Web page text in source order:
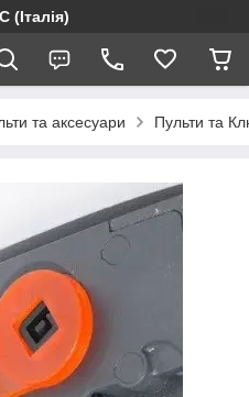
(Італія)
та аксесуари Пульти та